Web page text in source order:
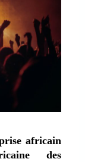
africain
des